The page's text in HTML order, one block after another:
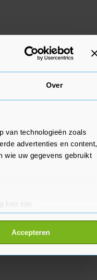
Over
van technologieën zoals
advertenties en content,
wie uw gegevens gebruikt
kan zijn
detailgedeelte
cookiepagina kun je
Accepteren